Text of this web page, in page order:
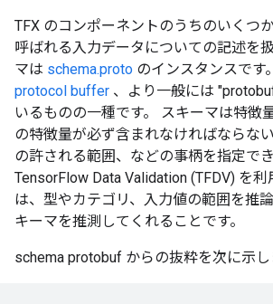
TFX のコンポーネントのうちのいくつか
呼ばれる入力データについての記述を
マは schema.proto のインスタンスです
protocol buffer 、より一般には
いるものの一種です。 スキーマは特徴
の特徴量が必ず含まれなければならな
の許される範囲、などの事柄を指定でき
TensorFlow Data Validation (TFDV) を
は、型やカテゴリ、入力値の範囲を推
キーマを推測してくれることです。
schema protobuf からの抜粋を次に示し